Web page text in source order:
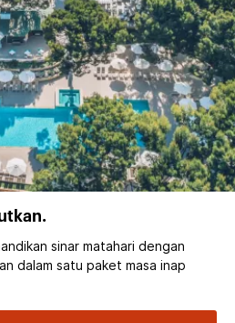
sinar matahari dengan
dalam satu paket masa inap